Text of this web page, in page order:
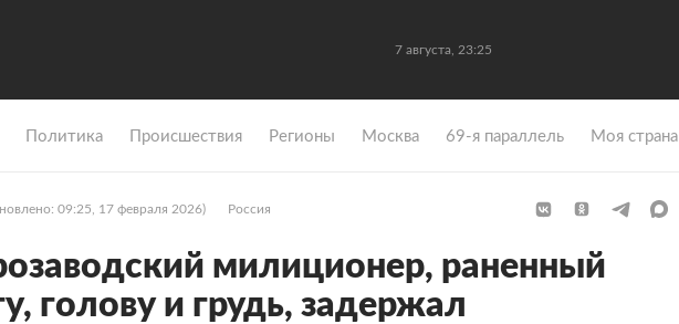
7 августа, 23:25
Политика Происшествия Регионы Москва 69-я параллель Моя страна
09:25, 17 февраля 2026) Россия
милиционер, раненный
голову и грудь, задержал